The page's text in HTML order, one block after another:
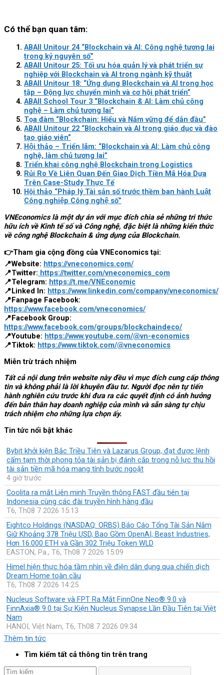
Có thể bạn quan tâm:
ABAII Unitour 24 “Blockchain và AI: Công nghệ tương lai
trong kỷ nguyên số”
ABAII Unitour 25: Tối ưu hóa quản lý và phát triển sự
nghiệp với Blockchain và AI trong ngành kỹ thuật
ABAII Unitour 18: “Ứng dụng Blockchain và AI trong học
tập – Động lực chuyển mình và cơ hội phát triển”
ABAII School Tour 3 “Blockchain & AI: Làm chủ công
nghệ – Làm chủ tương lai”
Tọa đàm “Blockchain: Hiểu và Nắm vững để dẫn đầu”
ABAII Unitour 22 “Blockchain và AI trong giáo dục và đào
tạo giáo viên”
Hội thảo – Triển lãm: “Blockchain và AI: Làm chủ công
nghệ, làm chủ tương lai”
Triển khai công nghệ Blockchain trong Logistics
Rủi Ro Về Liên Quan Đến Giao Dịch Tiền Mã Hóa Dựa
Trên Case-Study Thực Tế
Hội thảo “Pháp lý Tài sản số trước thềm ban hành Luật
Công nghiệp Công nghệ số”
VNEconomics là một dự án với mục đích chia sẻ những tri thức
hữu ích về Kinh tế số và Công nghệ, đặc biệt là những kiến thức
về công nghệ Blockchain & ứng dụng của Blockchain.
👉Tham gia cộng đồng của VNEconomics tại:
📍Website: https://vneconomics.com/
📍Twitter: https://twitter.com/vneconomics_com
📍Telegram: https://t.me/VNEconomic
📍Linked In: https://www.linkedin.com/company/vneconomics/
📍Fanpage Facebook:
https://www.facebook.com/vneconomics/
📍Facebook Group:
https://www.facebook.com/groups/blockchaindeco/
📍Youtube: https://www.youtube.com/@vn-economics
📍Tiktok: https://www.tiktok.com/@vneconomics
Miễn trừ trách nhiệm
Tất cả nội dung trên website này đều vì mục đích cung cấp thông
tin và không phải là lời khuyên đầu tư. Người đọc nên tự tiến
hành nghiên cứu trước khi đưa ra các quyết định có ảnh hưởng
đến bản thân hay doanh nghiệp của mình và sẵn sàng tự chịu
trách nhiệm cho những lựa chọn ấy.
Tin tức nổi bật khác
Bybit khởi kiện Bắc Triều Tiên và Lazarus Group, đạt được lệnh
cấm tạm thời phong tỏa tài sản bị đánh cắp trong nỗ lực thu hồi
tài sản tiền mã hóa mang tính bước ngoặt
4 giờ trước
Coolita ra mắt Liên minh Truyền thông FAST đầu tiên tại
Indonesia cùng các đài truyền hình hàng đầu
T6, Th08 7 2026 15:13
Eightco Holdings (NASDAQ: ORBS) Báo Cáo Tổng Tài Sản Nắm
Giữ Khoảng 378 Triệu USD, Bao Gồm OpenAI, Beast Industries,
Hơn 16.000 ETH và Gần 302 Triệu Token WLD
EASTON, Pa., T6, Th08 7 2026 15:09
Himel hiện thực hóa tầm nhìn về điện dân dụng qua chiến dịch
Dream Home toàn cầu
T6, Th08 7 2026 14:25
Nucleus Software và FPT Ra Mắt FinnOne Neo® 9.0 và
FinnAxia® 9.0 tại Sự Kiện Nucleus Synapse Lần Đầu Tiên tại Việt
Nam
HANOI, Việt Nam, T6, Th08 7 2026 09:34
Thêm tin tức
Tìm kiếm tất cả thông tin trên trang